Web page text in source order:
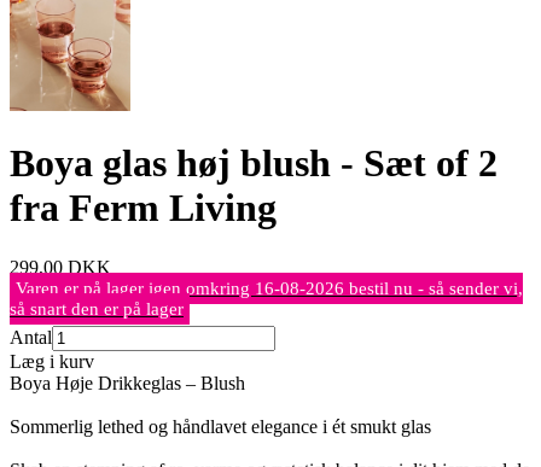
Boya glas høj blush - Sæt of 2
fra Ferm Living
299,00 DKK
Varen er på lager igen omkring 16-08-2026 bestil nu - så sender vi,
så snart den er på lager
Antal
Læg i kurv
Boya Høje Drikkeglas – Blush
Sommerlig lethed og håndlavet elegance i ét smukt glas